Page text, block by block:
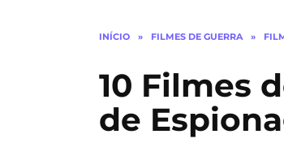
INÍCIO » FILMES DE GUERRA »
10 Filmes
de